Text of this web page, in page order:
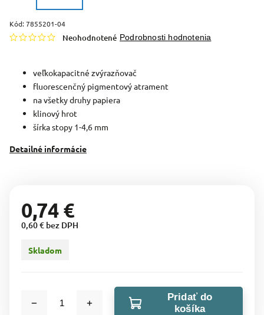
Kód:7855201-04
Neohodnotené Podrobnosti hodnotenia
veľkokapacitné zvýrazňovač
fluorescenčný pigmentový atrament
na všetky druhy papiera
klinový hrot
šírka stopy 1-4,6 mm
Detailné informácie
0,74 €
0,60 € bez DPH
Skladom
Pridať do
košíka